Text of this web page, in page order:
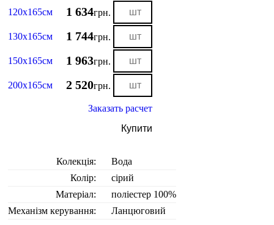
120х165см 1 634грн.
130х165см 1 744грн.
150х165см 1 963грн.
200х165см 2 520грн.
Заказать расчет
Купити
Колекція:
Вода
Колір:
сірий
Матеріал:
поліестер 100%
Механізм керування:
Ланцюговий